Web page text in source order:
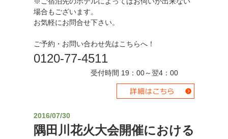
場合もございます。
お気軽にお問合せ下さい。
ご予約・お問い合わせ先はこちらへ！
0120-77-4511
受付時間 19：00～翌4：00
2016/07/30
隅田川花火大会開催における